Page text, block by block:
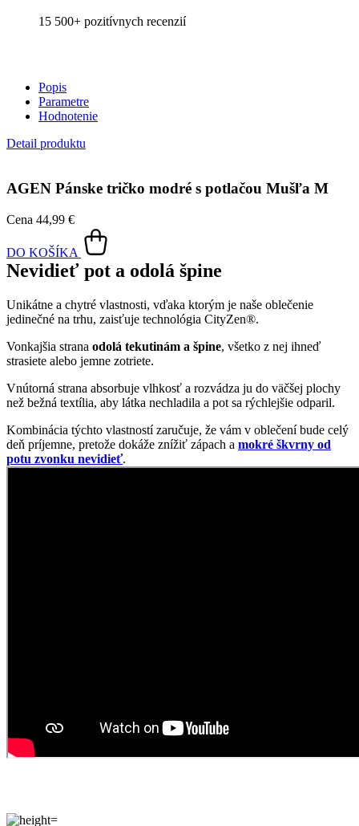
15 500+ pozitívnych recenzií
Popis
Parametre
Hodnotenie
Detail produktu
AGEN Pánske tričko modré s potlačou Mušľa M
Cena 44,99 €
DO KOŠÍKA
Nevidieť pot a odolá špine
Unikátne a chytré vlastnosti, vďaka ktorým je naše oblečenie
jedinečné na trhu, zaisťuje technológia CityZen®.
Vonkajšia strana odolá tekutinám a špine, všetko z nej ihneď
strasiete alebo jemne zotriete.
Vnútorná strana absorbuje vlhkosť a rozvádza ju do väčšej plochy
než bežná textília, aby látka nechladila a pot sa rýchlejšie odparil.
Kombinácia týchto vlastností zaručuje, že vám v oblečení bude celý
deň príjemne, pretože dokáže znížiť zápach a mokré škvrny od
potu zvonku nevidieť.